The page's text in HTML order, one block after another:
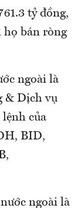
tỷ đồng,
bán ròng
ngoài là
& Dịch vụ
của
BID,
ngoài là